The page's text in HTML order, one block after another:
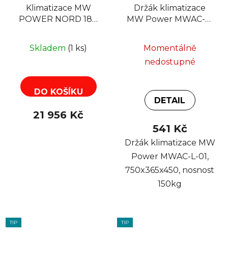
Klimatizace MW
POWER NORD 18K
Skladem (1 ks)
DO KOŠÍKU
21 956 Kč
Držák klimatizace
MW Power MWAC-L-
Momentálně
nedostupné
DETAIL
541 Kč
Držák klimatizace MW
Power MWAC-L-01,
750x365x450, nosnost
150kg
TIP TIP